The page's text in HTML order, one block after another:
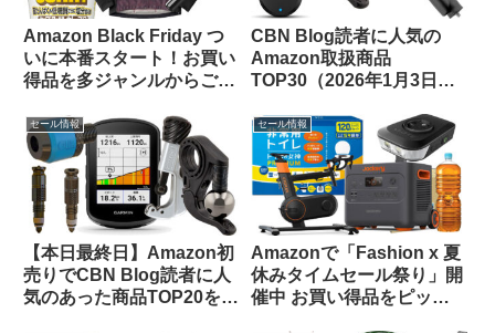
Amazon Black Friday つ
いに本番スタート！お買い
得品を多ジャンルからご紹
CBN Blog読者に人気の
Amazon取扱商品
TOP30（2026年1月3日
セール情報
【本日最終日】Amazon初
売りでCBN Blog読者に人
気のあった商品TOP20をご
セール情報
Amazonで「Fashion x 夏
休みタイムセール祭り」開
催中 お買い得品をピック